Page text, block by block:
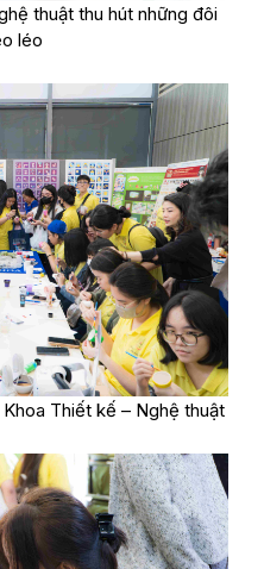
thuật thu hút những đôi
léo
Thiết kế – Nghệ thuật